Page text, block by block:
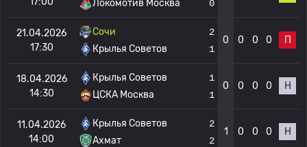
Локомотив Москва
0
21.04.2026
17:30
Сочи
Крылья Советов
2
1
0 0 0 0 П
18.04.2026
14:30
Крылья Советов
ЦСКА Москва
1
1
0 0 0 0 Н
11.04.2026
14:00
Крылья Советов
Ахмат
2
2
1 0 0 0 Н